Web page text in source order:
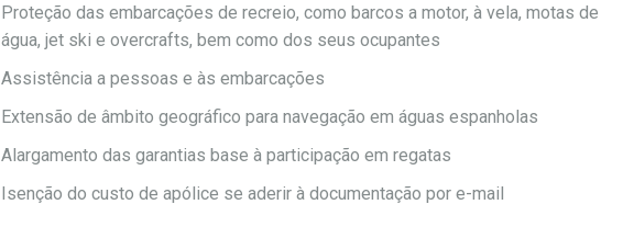
Proteção das embarcações de recreio, como barcos a motor, à vela, motas de
água, jet ski e overcrafts, bem como dos seus ocupantes
Assistência a pessoas e às embarcações
Extensão de âmbito geográfico para navegação em águas espanholas
Alargamento das garantias base à participação em regatas
Isenção do custo de apólice se aderir à documentação por e-mail